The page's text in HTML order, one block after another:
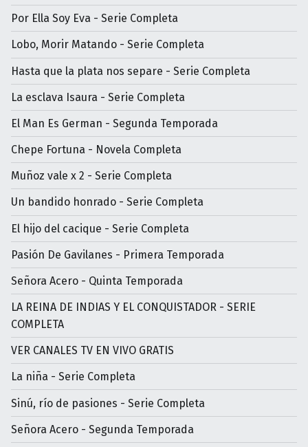
Por Ella Soy Eva - Serie Completa
Lobo, Morir Matando - Serie Completa
Hasta que la plata nos separe - Serie Completa
La esclava Isaura - Serie Completa
El Man Es German - Segunda Temporada
Chepe Fortuna - Novela Completa
Muñoz vale x 2 - Serie Completa
Un bandido honrado - Serie Completa
El hijo del cacique - Serie Completa
Pasión De Gavilanes - Primera Temporada
Señora Acero - Quinta Temporada
LA REINA DE INDIAS Y EL CONQUISTADOR - SERIE
COMPLETA
VER CANALES TV EN VIVO GRATIS
La niña - Serie Completa
Sinú, río de pasiones - Serie Completa
Señora Acero - Segunda Temporada